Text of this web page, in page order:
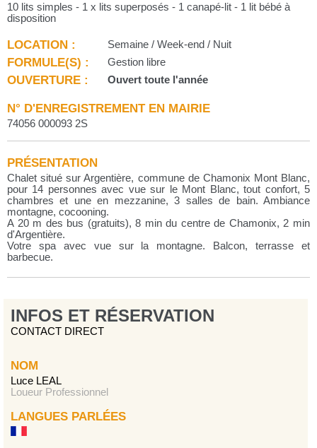
10 lits simples - 1 x lits superposés - 1 canapé-lit - 1 lit bébé à
disposition
LOCATION : Semaine / Week-end / Nuit
FORMULE(S) : Gestion libre
OUVERTURE : Ouvert toute l'année
N° D'ENREGISTREMENT EN MAIRIE
74056 000093 2S
PRÉSENTATION
Chalet situé sur Argentière, commune de Chamonix Mont Blanc,
pour 14 personnes avec vue sur le Mont Blanc, tout confort, 5
chambres et une en mezzanine, 3 salles de bain. Ambiance
montagne, cocooning.
A 20 m des bus (gratuits), 8 min du centre de Chamonix, 2 min
d'Argentière.
Votre spa avec vue sur la montagne. Balcon, terrasse et
barbecue.
INFOS ET RÉSERVATION
CONTACT DIRECT
NOM
Luce LEAL
Loueur Professionnel
LANGUES PARLÉES